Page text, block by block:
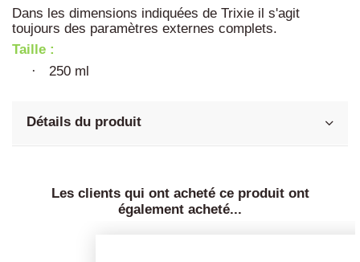
Dans les dimensions indiquées de Trixie il s'agit
toujours des paramètres externes complets.
Taille :
· 250 ml
Détails du produit
Les clients qui ont acheté ce produit ont
également acheté...